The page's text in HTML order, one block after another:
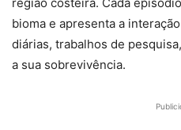
bioma e apresenta a
diárias, trabalhos de
a sua sobrevivência.